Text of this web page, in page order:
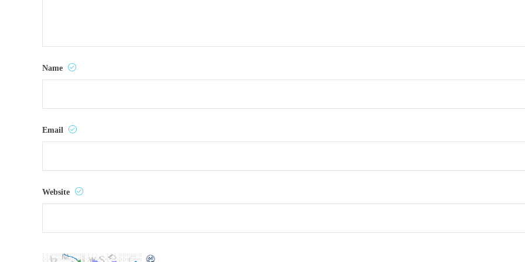
Name
Email
Website